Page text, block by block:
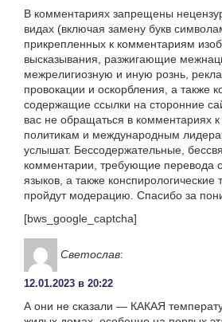
В комментариях запрещены
видах (включая замену букв
прикрепленных к комментариям
высказывания, разжигающие
межрелигиозную и иную рознь,
провокации и оскорбления, а также
содержащие ссылки на сторонние
вас не обращаться в комментариях к
политикам и международным
услышат. Бессодержательные,
комментарии, требующие перевода с
языков, а также
пройдут модерацию. Спасибо за
[bws_google_captcha]
Светослав:
12.01.2023 в 20:22
А они не сказали — КАКАЯ